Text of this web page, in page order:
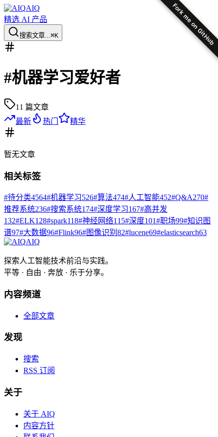
Fork me on GitHub
AIQ
精选 AI 产品
搜索文章...⌘K
#机器学习爱好者
11 篇文章
最新
热门 精华
暂无文章
相关标签
#待分类4564#机器学习526#算法474#人工智能452#Q&A270#
推荐系统236#搜索系统174#深度学习167#高并发
132#ELK128#spark118#神经网络115#深度101#职场99#知识图
谱97#大数据96#Flink96#图像识别 82#lucene69#elasticsearch63
AIQ
探索人工智能技术前沿与实践。
平等 · 自由 · 奔放 · 乐于分享。
内容频道
全部文章
发现
搜索
RSS 订阅
关于
关于 AIQ
内容方针